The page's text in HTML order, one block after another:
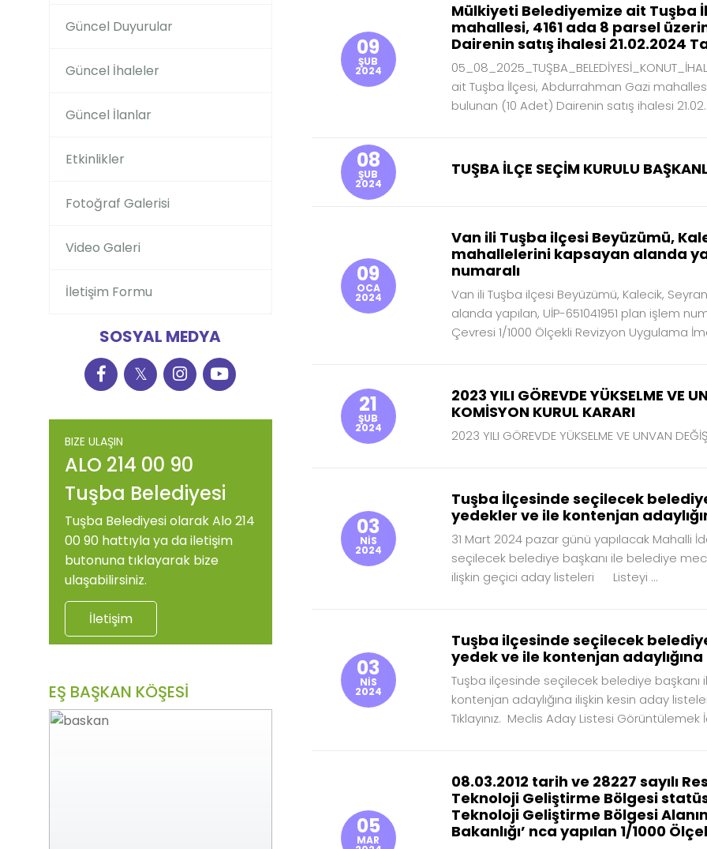
Güncel Duyurular
Güncel İhaleler
Güncel İlanlar
Etkinlikler
Fotoğraf Galerisi
Video Galeri
İletişim Formu
SOSYAL MEDYA
𝕏
BIZE ULAŞIN
ALO 214 00 90
Tuşba Belediyesi
Tuşba Belediyesi olarak Alo 214
00 90 hattıyla ya da iletişim
butonuna tıklayarak bize
ulaşabilirsiniz.
İletişim
EŞ BAŞKAN KÖŞESİ
09
ŞUB
2024
Mülkiyeti Belediyemize ait Tuşba
mahallesi, 4161 ada 8 parsel
Dairenin satış ihalesi 21.02.2024
ait Tuşba İlçesi, Abdurrahman Gazi
bulunan (10 Adet) Dairenin satış ihalesi
08
ŞUB
2024
TUŞBA İLÇE SEÇİM KURULU
09
OCA
2024
Van ili Tuşba ilçesi Beyüzümü,
mahallelerini kapsayan alanda
numaralı
Van ili Tuşba ilçesi Beyüzümü, Kalecik,
alanda yapılan, UİP-651041951 plan işlem
Çevresi 1/1000 Ölçekli Revizyon Uygulama
21
ŞUB
2024
2023 YILI GÖREVDE YÜKSELME VE
KOMİSYON KURUL KARARI
2023 YILI GÖREVDE YÜKSELME VE UNVAN
03
NİS
2024
Tuşba İlçesinde seçilecek
yedekler ve ile kontenjan
31 Mart 2024 pazar günü yapılacak Mahalli
seçilecek belediye başkanı ile belediye
ilişkin geçici aday listeleri Listeyi ...
03
NİS
2024
Tuşba ilçesinde seçilecek
yedek ve ile kontenjan
Tuşba ilçesinde seçilecek belediye başkanı
kontenjan adaylığına ilişkin kesin aday
Tıklayınız. Meclis Aday Listesi Görüntülemek
05
MAR
08.03.2012 tarih ve 28227 sayılı
Teknoloji Geliştirme Bölgesi
Teknoloji Geliştirme Bölgesi
Bakanlığı’ nca yapılan 1/1000